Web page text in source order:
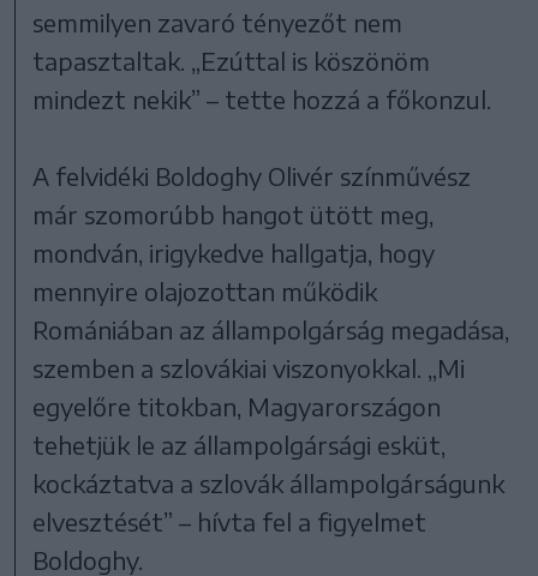
semmilyen zavaró tényezőt nem
tapasztaltak. „Ezúttal is köszönöm
mindezt nekik” – tette hozzá a főkonzul.
A felvidéki Boldoghy Olivér színművész
már szomorúbb hangot ütött meg,
mondván, irigykedve hallgatja, hogy
mennyire olajozottan működik
Romániában az állampolgárság megadása,
szemben a szlovákiai viszonyokkal. „Mi
egyelőre titokban, Magyarországon
tehetjük le az állampolgársági esküt,
kockáztatva a szlovák állampolgárságunk
elvesztését” – hívta fel a figyelmet
Boldoghy.